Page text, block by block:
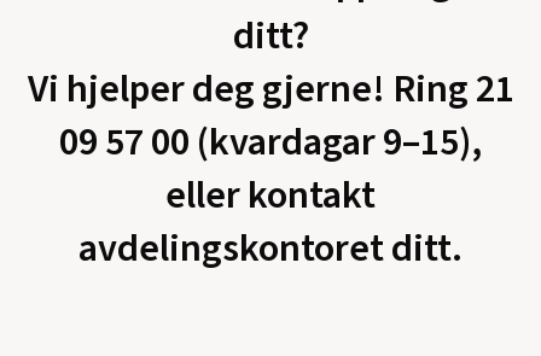
ditt?
Vi hjelper deg gjerne! Ring 21
09 57 00 (kvardagar 9–15),
eller kontakt
avdelingskontoret ditt.